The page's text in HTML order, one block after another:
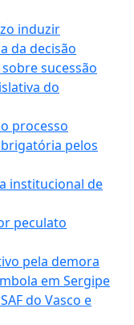
induzir
da decisão
sucessão
do
processo
pelos
institucional de
peculato
pela demora
em Sergipe
do Vasco e